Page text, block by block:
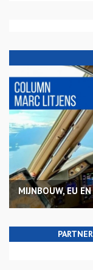
MIJNBOUW, EU